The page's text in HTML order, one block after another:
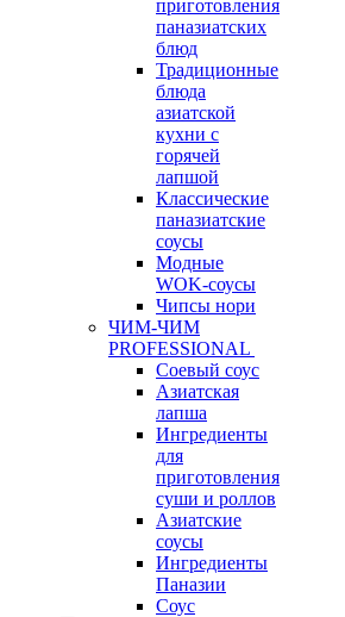
приготовления
паназиатских
блюд
Традиционные
блюда
азиатской
кухни с
горячей
лапшой
Классические
паназиатские
соусы
Модные
WOK-соусы
Чипсы нори
ЧИМ-ЧИМ
PROFESSIONAL
Соевый соус
Азиатская
лапша
Ингредиенты
для
приготовления
суши и роллов
Азиатские
соусы
Ингредиенты
Паназии
Соус